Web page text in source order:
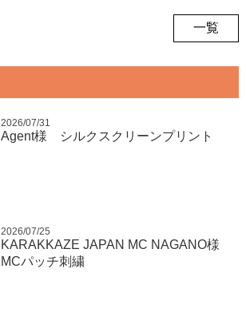
一覧
2026/07/31
Agent様 シルクスクリーンプリント
2026/07/25
KARAKKAZE JAPAN MC NAGANO様
MCパッチ刺繍